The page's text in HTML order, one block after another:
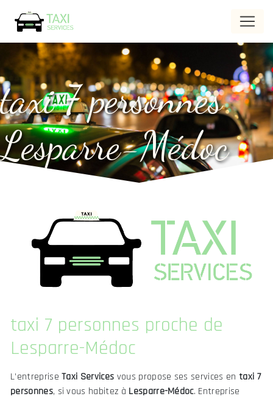
taxi 7 personnes
Lesparre-Médoc
taxi 7 personnes proche de
Lesparre-Médoc
L’entrepriseTaxi Services vous propose ses services en taxi 7
personnes, si vous habitez à Lesparre-Médoc. Entreprise